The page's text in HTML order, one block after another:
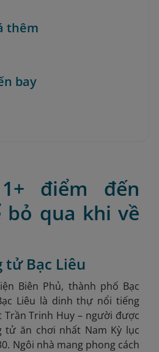
thêm
bay
điểm đến
bỏ qua khi về
tử Bạc Liêu
Biên Phủ, thành phố Bạc
Liêu là dinh thự nổi tiếng
Trần Trinh Huy – người được
tử ăn chơi nhất Nam Kỳ lục
Ngôi nhà mang phong cách